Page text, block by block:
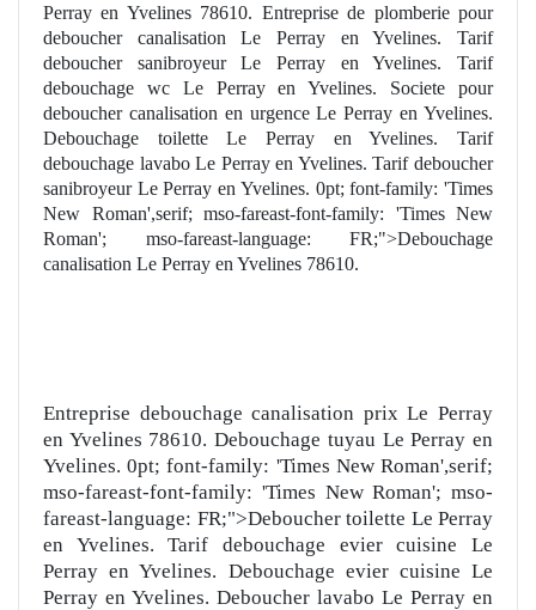
Perray en Yvelines 78610. Entreprise de plomberie pour
deboucher canalisation Le Perray en Yvelines. Tarif
deboucher sanibroyeur Le Perray en Yvelines. Tarif
debouchage wc Le Perray en Yvelines. Societe pour
deboucher canalisation en urgence Le Perray en Yvelines.
Debouchage toilette Le Perray en Yvelines. Tarif
debouchage lavabo Le Perray en Yvelines. Tarif deboucher
sanibroyeur Le Perray en Yvelines. 0pt; font-family: 'Times
New Roman',serif; mso-fareast-font-family: 'Times New
Roman'; mso-fareast-language: FR;">Debouchage
canalisation Le Perray en Yvelines 78610.
Entreprise debouchage canalisation prix Le Perray
en Yvelines 78610. Debouchage tuyau Le Perray en
Yvelines. 0pt; font-family: 'Times New Roman',serif;
mso-fareast-font-family: 'Times New Roman'; mso-
fareast-language: FR;">Deboucher toilette Le Perray
en Yvelines. Tarif debouchage evier cuisine Le
Perray en Yvelines. Debouchage evier cuisine Le
Perray en Yvelines. Deboucher lavabo Le Perray en